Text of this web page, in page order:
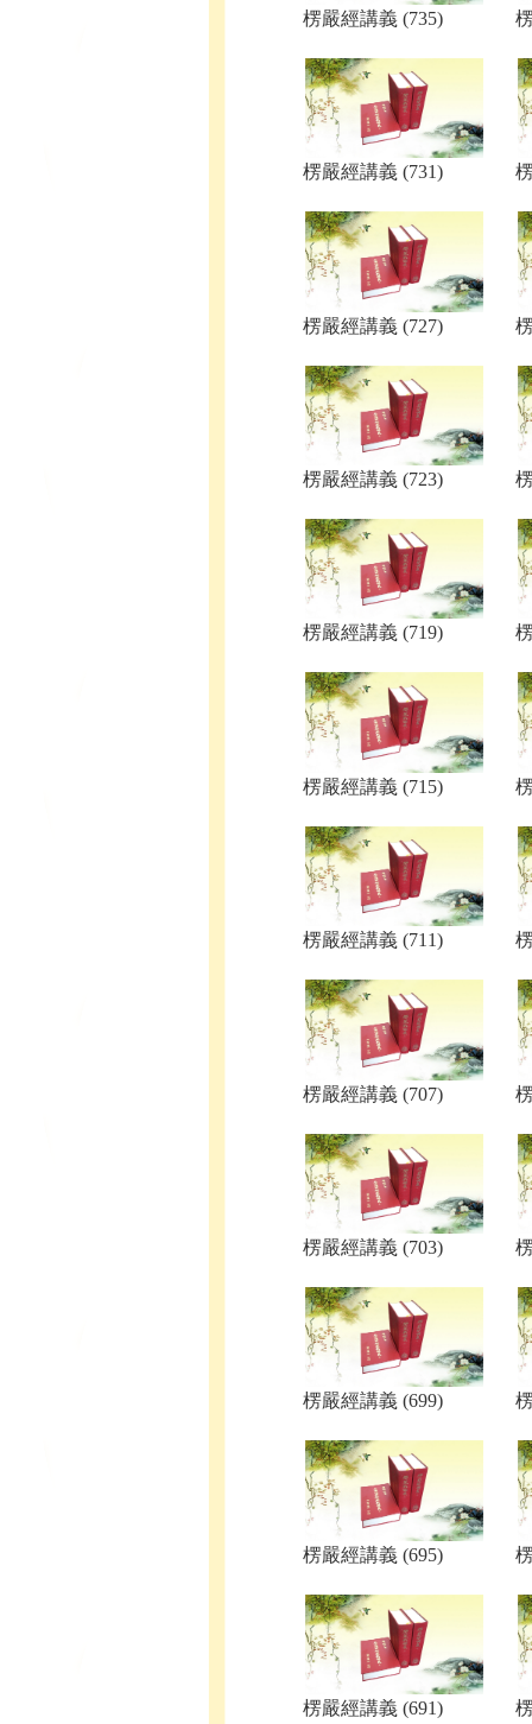
楞嚴經講義 (735)
楞嚴經講義 (731)
楞嚴經講義 (727)
楞嚴經講義 (723)
楞嚴經講義 (719)
楞嚴經講義 (715)
楞嚴經講義 (711)
楞嚴經講義 (707)
楞嚴經講義 (703)
楞嚴經講義 (699)
楞嚴經講義 (695)
楞嚴經講義 (691)